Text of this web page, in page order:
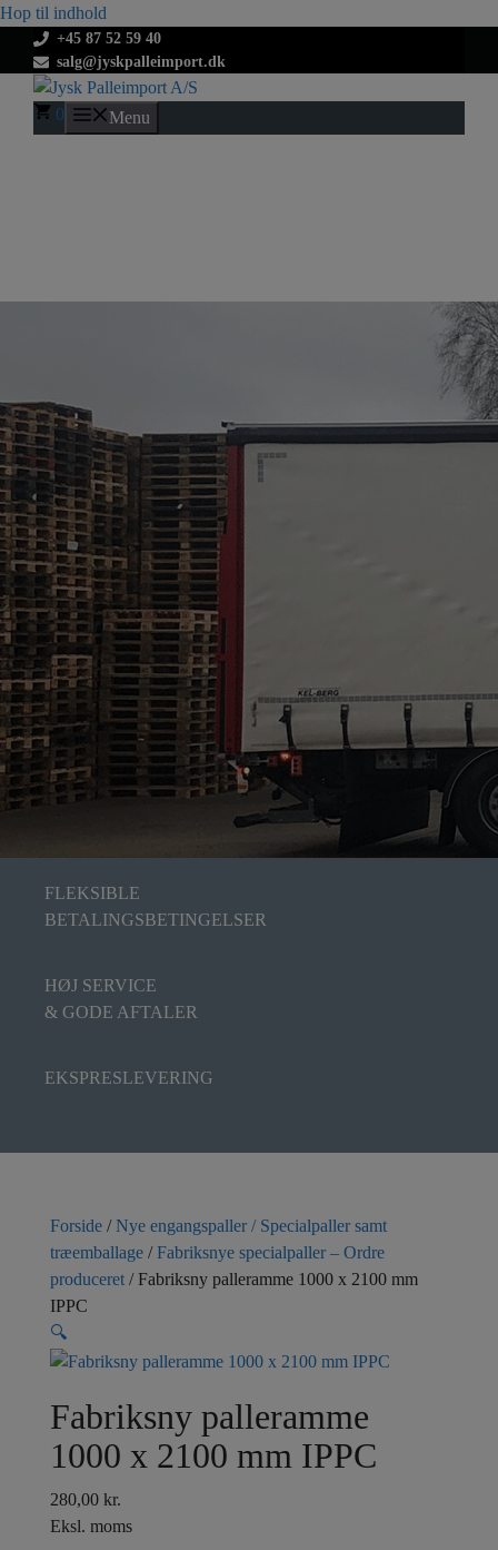
Hop til indhold
+45 87 52 59 40
salg@jyskpalleimport.dk
0 Menu
FLEKSIBLE
BETALINGSBETINGELSER
HØJ SERVICE
& GODE AFTALER
EKSPRESLEVERING
Forside /Nye engangspaller / Specialpaller samt
træemballage /Fabriksnye specialpaller – Ordre
produceret / Fabriksny palleramme 1000 x 2100 mm
IPPC
🔍
Fabriksny palleramme
1000 x 2100 mm IPPC
280,00 kr.
Eksl. moms